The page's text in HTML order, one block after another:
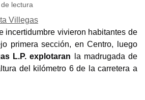
lectura
Villegas
incertidumbre vivieron habitantes de
primera sección, en Centro, luego
L.P. explotaran la madrugada de
del kilómetro 6 de la carretera a